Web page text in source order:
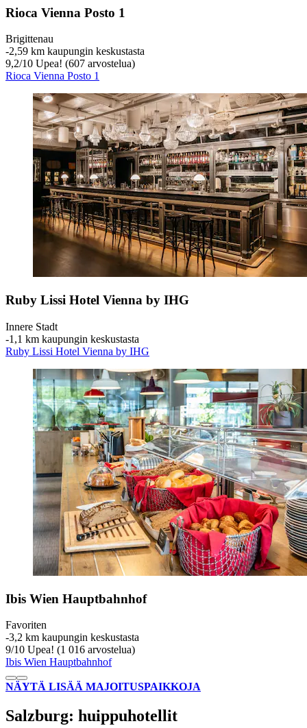
Rioca Vienna Posto 1
Brigittenau
‐2,59 km kaupungin keskustasta
9,2/10 Upea! (607 arvostelua)
Rioca Vienna Posto 1
Ruby Lissi Hotel Vienna by IHG
Innere Stadt
‐1,1 km kaupungin keskustasta
Ruby Lissi Hotel Vienna by IHG
Ibis Wien Hauptbahnhof
Favoriten
‐3,2 km kaupungin keskustasta
9/10 Upea! (1 016 arvostelua)
Ibis Wien Hauptbahnhof
NÄYTÄ LISÄÄ MAJOITUSPAIKKOJA
Salzburg: huippuhotellit